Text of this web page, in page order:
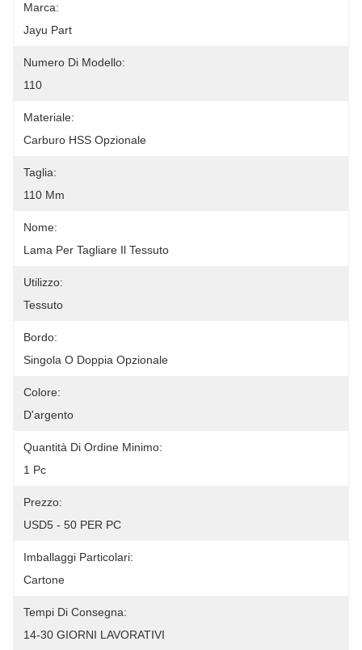
Marca:
Jayu Part
Numero Di Modello:
110
Materiale:
Carburo HSS Opzionale
Taglia:
110 Mm
Nome:
Lama Per Tagliare Il Tessuto
Utilizzo:
Tessuto
Bordo:
Singola O Doppia Opzionale
Colore:
D'argento
Quantità Di Ordine Minimo:
1 Pc
Prezzo:
USD5 - 50 PER PC
Imballaggi Particolari:
Cartone
Tempi Di Consegna:
14-30 GIORNI LAVORATIVI